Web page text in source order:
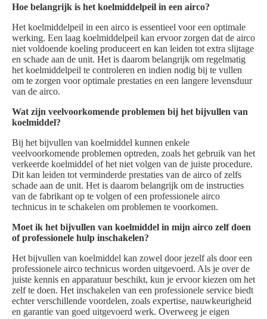
Hoe belangrijk is het koelmiddelpeil in een airco?
Het koelmiddelpeil in een airco is essentieel voor een optimale
werking. Een laag koelmiddelpeil kan ervoor zorgen dat de airco
niet voldoende koeling produceert en kan leiden tot extra slijtage
en schade aan de unit. Het is daarom belangrijk om regelmatig
het koelmiddelpeil te controleren en indien nodig bij te vullen
om te zorgen voor optimale prestaties en een langere levensduur
van de airco.
Wat zijn veelvoorkomende problemen bij het bijvullen van
koelmiddel?
Bij het bijvullen van koelmiddel kunnen enkele
veelvoorkomende problemen optreden, zoals het gebruik van het
verkeerde koelmiddel of het niet volgen van de juiste procedure.
Dit kan leiden tot verminderde prestaties van de airco of zelfs
schade aan de unit. Het is daarom belangrijk om de instructies
van de fabrikant op te volgen of een professionele airco
technicus in te schakelen om problemen te voorkomen.
Moet ik het bijvullen van koelmiddel in mijn airco zelf doen
of professionele hulp inschakelen?
Het bijvullen van koelmiddel kan zowel door jezelf als door een
professionele airco technicus worden uitgevoerd. Als je over de
juiste kennis en apparatuur beschikt, kun je ervoor kiezen om het
zelf te doen. Het inschakelen van een professionele service biedt
echter verschillende voordelen, zoals expertise, nauwkeurigheid
en garantie van goed uitgevoerd werk. Overweeg je eigen